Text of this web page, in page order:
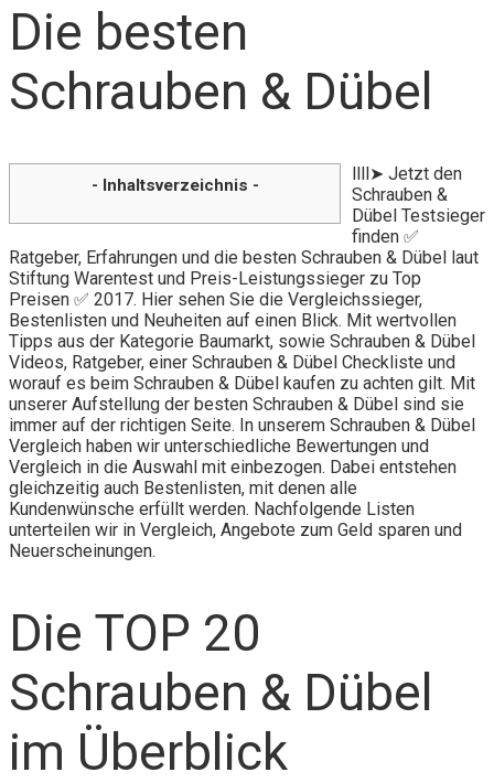
Die besten
Schrauben & Dübel
- Inhaltsverzeichnis -
llll➤ Jetzt den
Schrauben &
Dübel Testsieger
finden ✅
Ratgeber, Erfahrungen und die besten Schrauben & Dübel laut
Stiftung Warentest und Preis-Leistungssieger zu Top
Preisen ✅ 2017. Hier sehen Sie die Vergleichssieger,
Bestenlisten und Neuheiten auf einen Blick. Mit wertvollen
Tipps aus der Kategorie Baumarkt, sowie Schrauben & Dübel
Videos, Ratgeber, einer Schrauben & Dübel Checkliste und
worauf es beim Schrauben & Dübel kaufen zu achten gilt. Mit
unserer Aufstellung der besten Schrauben & Dübel sind sie
immer auf der richtigen Seite. In unserem Schrauben & Dübel
Vergleich haben wir unterschiedliche Bewertungen und
Vergleich in die Auswahl mit einbezogen. Dabei entstehen
gleichzeitig auch Bestenlisten, mit denen alle
Kundenwünsche erfüllt werden. Nachfolgende Listen
unterteilen wir in Vergleich, Angebote zum Geld sparen und
Neuerscheinungen.
Die TOP 20
Schrauben & Dübel
im Überblick